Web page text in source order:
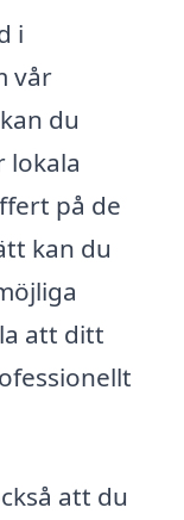
i
vår
du
lokala
på de
kan du
att ditt
att du